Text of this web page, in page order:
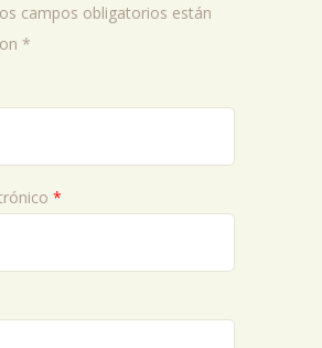
campos obligatorios están
*
*